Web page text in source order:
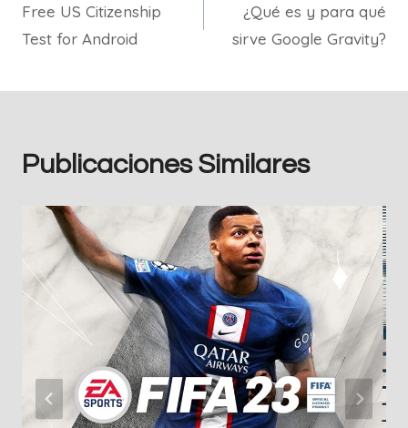
de
Free US Citizenship
Test for Android
¿Qué es y para qué
sirve Google Gravity?
Publicaciones Similares